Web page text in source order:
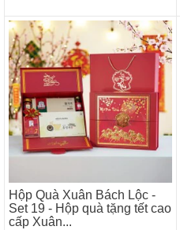
Hộp Quà Xuân Bách Lộc -
Set 19 - Hộp quà tặng tết cao
cấp Xuân...